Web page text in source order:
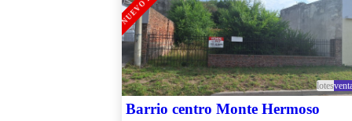
lotes
Barrio centro Monte Hermoso